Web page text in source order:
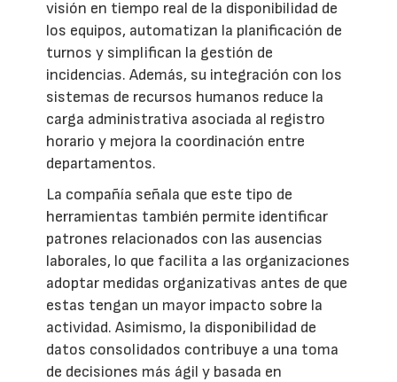
visión en tiempo real de la disponibilidad de
los equipos, automatizan la planificación de
turnos y simplifican la gestión de
incidencias. Además, su integración con los
sistemas de recursos humanos reduce la
carga administrativa asociada al registro
horario y mejora la coordinación entre
departamentos.
La compañía señala que este tipo de
herramientas también permite identificar
patrones relacionados con las ausencias
laborales, lo que facilita a las organizaciones
adoptar medidas organizativas antes de que
estas tengan un mayor impacto sobre la
actividad. Asimismo, la disponibilidad de
datos consolidados contribuye a una toma
de decisiones más ágil y basada en